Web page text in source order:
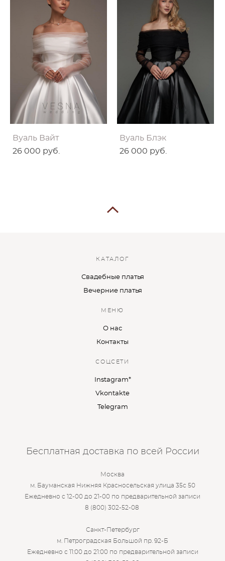
Вуаль Вайт
26 000 pуб.
Вуаль Блэк
26 000 pуб.
КАТАЛОГ
Свадебные платья
Вечерние платья
МЕНЮ
О нас
Контакты
СОЦСЕТИ
Instagram*
Vkontakte
Telegram
Бесплатная доставка по всей России
Москва
м. Бауманская Нижняя Красносельская улица 35с 50
Ежедневно с 12-00 до 21-00 по предварительной записи
8 (800) 302-52-08
Санкт-Петербург
м. Петроградская Большой пр. 92-Б
Ежедневно с 11:00 до 21:00 по предварительной записи